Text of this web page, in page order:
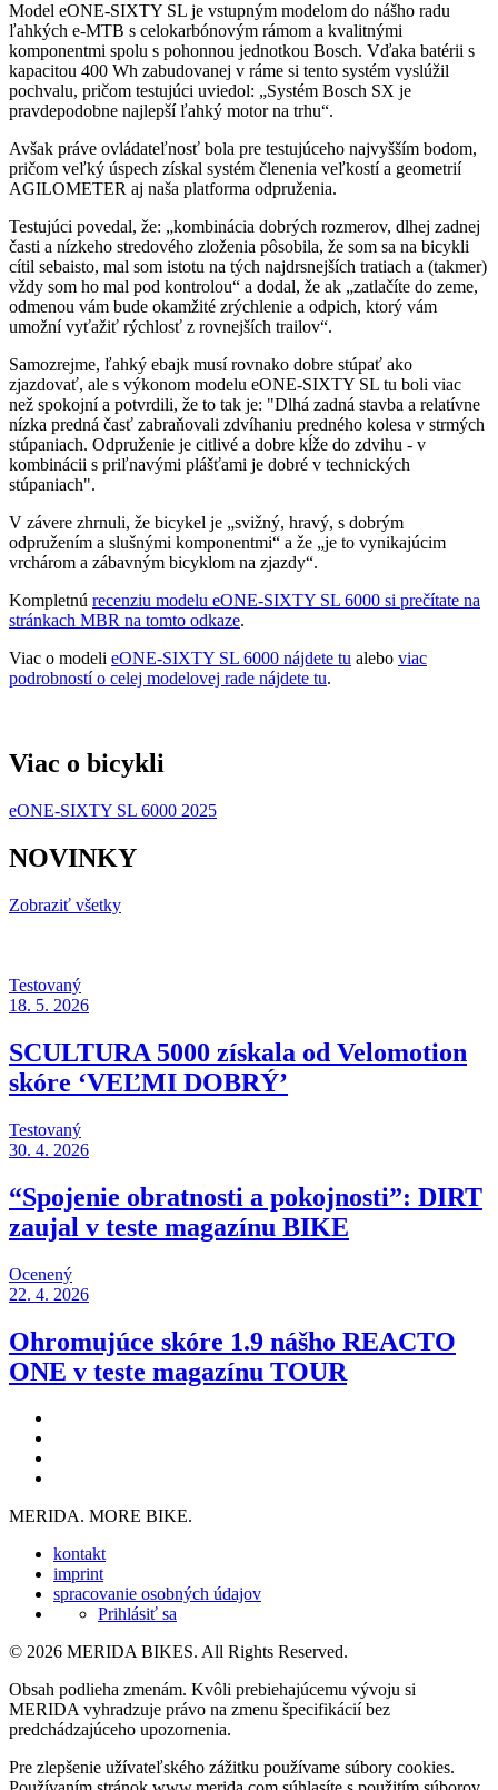
Model eONE-SIXTY SL je vstupným modelom do nášho radu
ľahkých e-MTB s celokarbónovým rámom a kvalitnými
komponentmi spolu s pohonnou jednotkou Bosch. Vďaka batérii s
kapacitou 400 Wh zabudovanej v ráme si tento systém vyslúžil
pochvalu, pričom testujúci uviedol: „Systém Bosch SX je
pravdepodobne najlepší ľahký motor na trhu“.
Avšak práve ovládateľnosť bola pre testujúceho najvyšším bodom,
pričom veľký úspech získal systém členenia veľkostí a geometrií
AGILOMETER aj naša platforma odpruženia.
Testujúci povedal, že: „kombinácia dobrých rozmerov, dlhej zadnej
časti a nízkeho stredového zloženia pôsobila, že som sa na bicykli
cítil sebaisto, mal som istotu na tých najdrsnejších tratiach a (takmer)
vždy som ho mal pod kontrolou“ a dodal, že ak „zatlačíte do zeme,
odmenou vám bude okamžité zrýchlenie a odpich, ktorý vám
umožní vyťažiť rýchlosť z rovnejších trailov“.
Samozrejme, ľahký ebajk musí rovnako dobre stúpať ako
zjazdovať, ale s výkonom modelu eONE-SIXTY SL tu boli viac
než spokojní a potvrdili, že to tak je: "Dlhá zadná stavba a relatívne
nízka predná časť zabraňovali zdvíhaniu predného kolesa v strmých
stúpaniach. Odpruženie je citlivé a dobre kĺže do zdvihu - v
kombinácii s priľnavými plášťami je dobré v technických
stúpaniach".
V závere zhrnuli, že bicykel je „svižný, hravý, s dobrým
odpružením a slušnými komponentmi“ a že „je to vynikajúcim
vrchárom a zábavným bicyklom na zjazdy“.
Kompletnú recenziu modelu eONE-SIXTY SL 6000 si prečítate na
stránkach MBR na tomto odkaze.
Viac o modeli eONE-SIXTY SL 6000 nájdete tu alebo viac
podrobností o celej modelovej rade nájdete tu.
Viac o bicykli
eONE-SIXTY SL 6000 2025
NOVINKY
Zobraziť všetky
Testovaný
18. 5. 2026
SCULTURA 5000 získala od Velomotion
skóre ‘VEĽMI DOBRÝ’
Testovaný
30. 4. 2026
“Spojenie obratnosti a pokojnosti”: DIRT
zaujal v teste magazínu BIKE
Ocenený
22. 4. 2026
Ohromujúce skóre 1.9 nášho REACTO
ONE v teste magazínu TOUR
MERIDA. MORE BIKE.
kontakt
imprint
spracovanie osobných údajov
Prihlásiť sa
© 2026 MERIDA BIKES. All Rights Reserved.
Obsah podlieha zmenám. Kvôli prebiehajúcemu vývoju si
MERIDA vyhradzuje právo na zmenu špecifikácií bez
predchádzajúceho upozornenia.
Pre zlepšenie užívateľského zážitku používame súbory cookies.